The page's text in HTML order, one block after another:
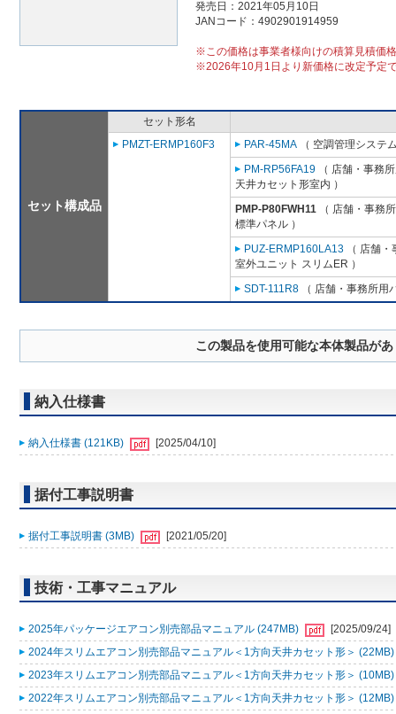
発売日：2021年05月10日
JANコード：4902901914959
※この価格は事業者様向けの積算見積価
※2026年10月1日より新価格に改定予定
セット構成品
セット形名
PMZT-ERMP160F3
PAR-45MA （ 空調管理システ
PM-RP56FA19 （ 店舗・事務
天井カセット形室内 ）
PMP-P80FWH11 （ 店舗・事務
標準パネル ）
PUZ-ERMP160LA13 （ 店舗
室外ユニット スリムER ）
SDT-111R8 （ 店舗・事務所用
この製品を使用可能な本体製品が
納入仕様書
納入仕様書 (121KB) [2025/04/10]
据付工事説明書
据付工事説明書 (3MB) [2021/05/20]
技術・工事マニュアル
2025年パッケージエアコン別売部品マニュアル (247MB)
[2025/09/24]
2024年スリムエアコン別売部品マニュアル＜1方向天井カセット形＞ (22MB)
2023年スリムエアコン別売部品マニュアル＜1方向天井カセット形＞ (10MB)
2022年スリムエアコン別売部品マニュアル＜1方向天井カセット形＞ (12MB)